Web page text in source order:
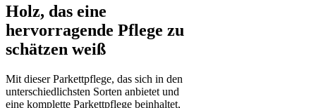
Holz, das eine
hervorragende Pflege zu
schätzen weiß
Mit dieser Parkettpflege, das sich in den
unterschiedlichsten Sorten anbietet und
eine komplette Parkettpflege beinhaltet,